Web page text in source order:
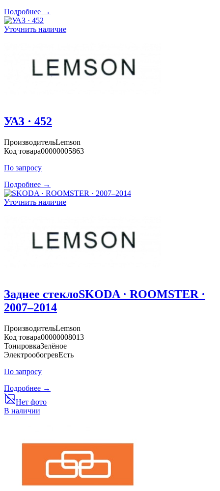
Подробнее →
Уточнить наличие
УАЗ · 452
ПроизводительLemson
Код товара00000005863
По запросу
Подробнее →
Уточнить наличие
Заднее стеклоSKODA · ROOMSTER ·
2007–2014
ПроизводительLemson
Код товара00000008013
ТонировкаЗелёное
ЭлектрообогревЕсть
По запросу
Подробнее →
Нет фото
В наличии